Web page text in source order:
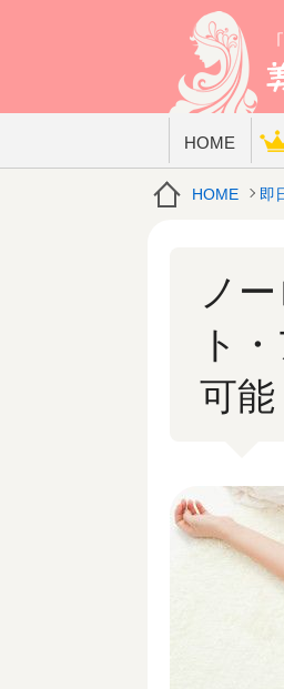
HOME
HOME 即
ノ
ト
可能